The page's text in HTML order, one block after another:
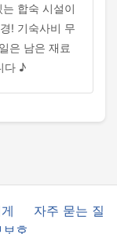
합숙 시설이
! 기숙사비 무
은 남은 재료
다 ♪
자주 묻는 질
호